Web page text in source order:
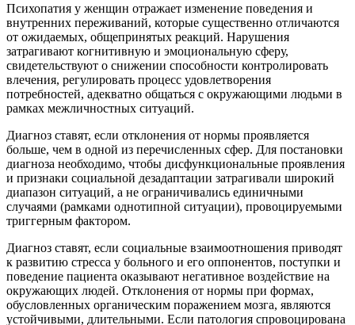
Психопатия у женщин отражает изменение поведения и
внутренних переживаний, которые существенно отличаются
от ожидаемых, общепринятых реакций. Нарушения
затрагивают когнитивную и эмоциональную сферу,
свидетельствуют о снижении способности контролировать
влечения, регулировать процесс удовлетворения
потребностей, адекватно общаться с окружающими людьми в
рамках межличностных ситуаций.
Диагноз ставят, если отклонения от нормы проявляется
больше, чем в одной из перечисленных сфер. Для постановки
диагноза необходимо, чтобы дисфункциональные проявления
и признаки социальной дезадаптации затрагивали широкий
диапазон ситуаций, а не ограничивались единичными
случаями (рамками однотипной ситуации), провоцируемыми
триггерным фактором.
Диагноз ставят, если социальные взаимоотношения приводят
к развитию стресса у больного и его оппонентов, поступки и
поведение пациента оказывают негативное воздействие на
окружающих людей. Отклонения от нормы при формах,
обусловленных органическим поражением мозга, являются
устойчивыми, длительными. Если патология спровоцирована